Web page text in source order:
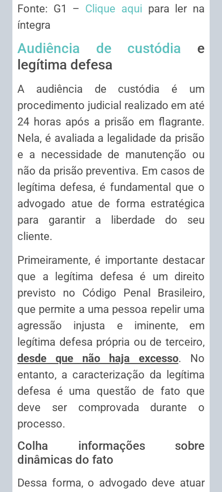
Fonte: G1 – Clique aqui para ler na
íntegra
Audiência de custódia e
legítima defesa
A audiência de custódia é um
procedimento judicial realizado em até
24 horas após a prisão em flagrante.
Nela, é avaliada a legalidade da prisão
e a necessidade de manutenção ou
não da prisão preventiva. Em casos de
legítima defesa, é fundamental que o
advogado atue de forma estratégica
para garantir a liberdade do seu
cliente.
Primeiramente, é importante destacar
que a legítima defesa é um direito
previsto no Código Penal Brasileiro,
que permite a uma pessoa repelir uma
agressão injusta e iminente, em
legítima defesa própria ou de terceiro,
desde que não haja excesso. No
entanto, a caracterização da legítima
defesa é uma questão de fato que
deve ser comprovada durante o
processo.
Colha informações sobre
dinâmicas do fato
Dessa forma, o advogado deve atuar